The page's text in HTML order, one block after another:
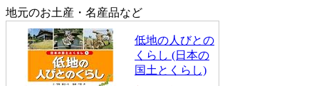
地元のお土産・名産品など
低地の人びとの
くらし (日本の
国土とくらし)